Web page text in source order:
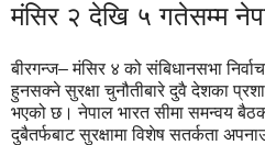
मंसिर २ देखि ५ गतेसम्म
बीरगन्ज– मंसिर ४ को संबिधानसभा
हुनसक्ने सुरक्षा चुनौतीबारे दुवै देशका
भएको छ। नेपाल भारत सीमा समन्वय
दुबैतर्फबाट सुरक्षामा विशेष सतर्कता